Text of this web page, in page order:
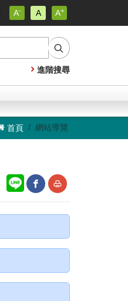
A-
小
級
A小
字
級
A+
小
字
級
尋
進階搜尋
首頁 網站導覽
享
印